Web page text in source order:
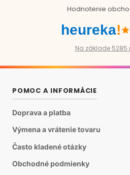
Hodnotenie
heureka!
Na základe 5285
POMOC A INFORMÁCIE
Doprava a platba
Výmena a vrátenie tovaru
Často kladené otázky
Obchodné podmienky